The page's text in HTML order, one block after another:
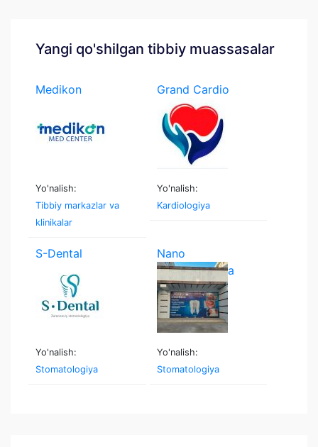
Yangi qo'shilgan tibbiy muassasalar
Medikon
Yo'nalish:
Tibbiy markazlar va
klinikalar
Grand Cardio
Yo'nalish:
Kardiologiya
S-Dental
Yo'nalish:
Stomatologiya
Nano
stomatologiya
Yo'nalish:
Stomatologiya